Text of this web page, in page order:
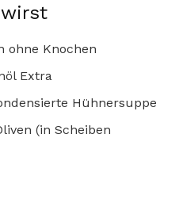
wirst
ohne Knochen
Extra
Hühnersuppe
(in Scheiben